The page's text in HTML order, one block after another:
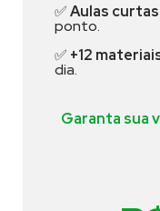
✅Aulas
ponto.
✅ +12
dia.
Garanta sua